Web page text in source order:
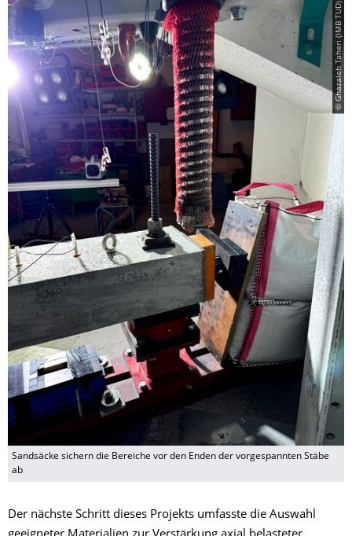
© Ghazaleh Taheri (IMB TUD)
Sandsäcke sichern die Bereiche vor den Enden der vorgespannten Stäbe
ab
Der nächste Schritt dieses Projekts umfasste die Auswahl